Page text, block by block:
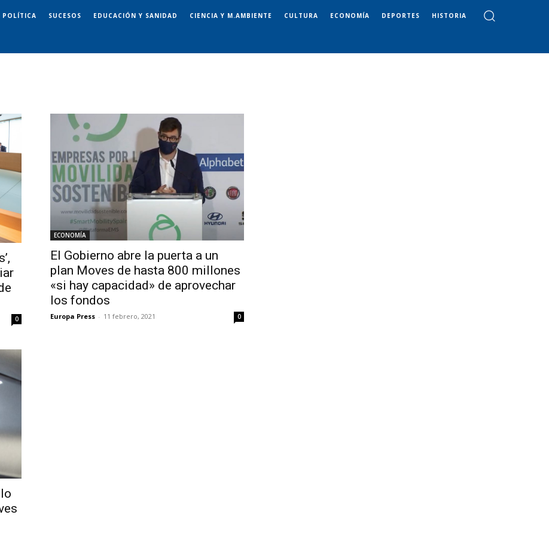
POLÍTICA SUCESOS EDUCACIÓN Y SANIDAD CIENCIA Y M.AMBIENTE CULTURA ECONOMÍA DEPORTES HISTORIA
0
ECONOMÍA
El Gobierno abre la puerta a un
plan Moves de hasta 800 millones
«si hay capacidad» de aprovechar
los fondos
Europa Press - 11 febrero, 2021 0